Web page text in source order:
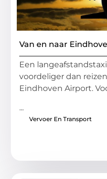
Van en naar
Een
voordeliger dan
Eindhoven Airport.
...
Vervoer En Transport